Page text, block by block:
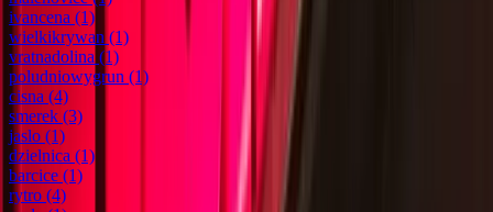
ivancena (1)
wielkikrywan (1)
vratnadolina (1)
poludniowygrun (1)
cisna (4)
smerek (3)
jaslo (1)
dzielnica (1)
barcice (1)
rytro (4)